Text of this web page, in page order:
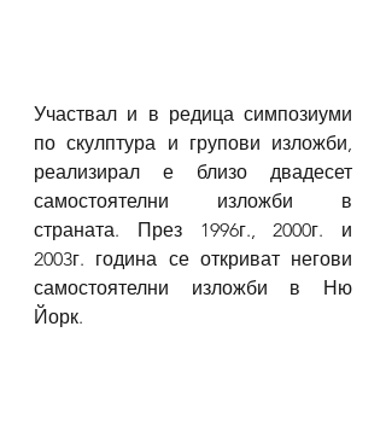
Участвал и в редица симпозиуми
по скулптура и групови изложби,
реализирал е близо двадесет
самостоятелни изложби в
страната. През 1996г., 2000г. и
2003г. година се откриват негови
самостоятелни изложби в Ню
Йорк.